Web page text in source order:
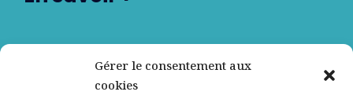
Gérer le consentement aux
cookies
Nos partenaires